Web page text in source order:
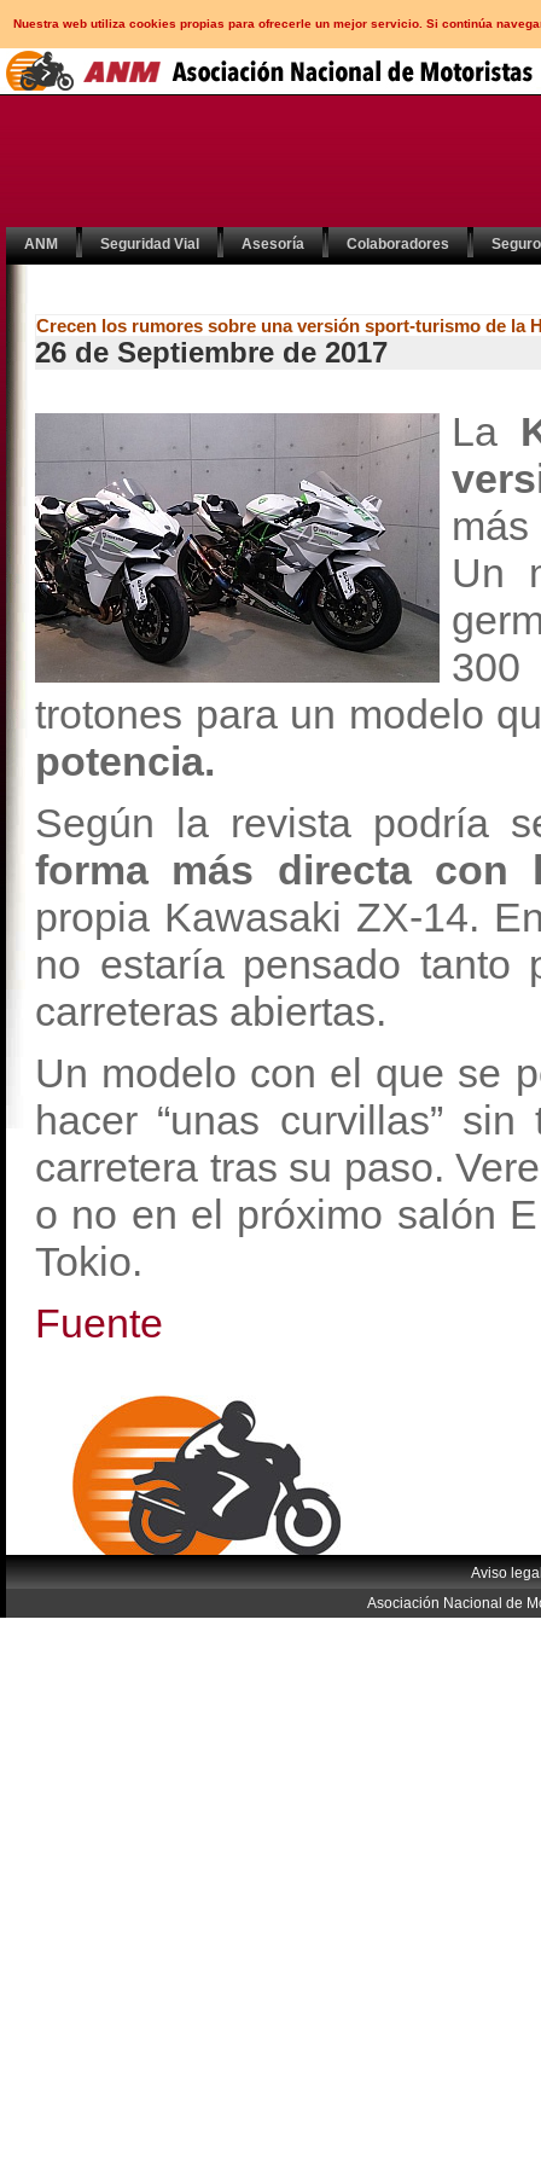
Nuestra web utiliza cookies propias para ofrecerle un mejor servicio. Si continúa
ANM Seguridad Vial Asesoría Colaboradores
Crecen los rumores sobre una versión sport-turismo de la
26 de Septiembre de 2017
La
Un
trotones para un modelo
potencia.
Según la revista podría
forma más directa con
propia Kawasaki ZX-14.
no estaría pensado
carreteras abiertas.
Un modelo con el que se
hacer “unas curvillas”
carretera tras su paso.
o no en el próximo salón
Tokio.
Fuente
Aviso
Asociación Nacional de